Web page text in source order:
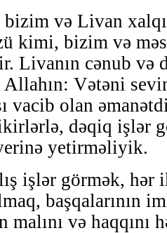
və Livan
kimi, bizim və
Livanın cənub və
Allahın: Vətəni
vacib olan
dəqiq işlər
yetirməliyik.
işlər görmək, hər
başqalarının
və haqqını